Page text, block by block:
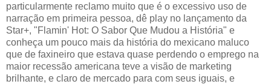
particularmente reclamo muito que é o excessivo uso de
narração em primeira pessoa, dê play no lançamento da
Star+, "Flamin' Hot: O Sabor Que Mudou a História" e
conheça um pouco mais da história do mexicano maluco
que de faxineiro que estava quase perdendo o emprego na
maior recessão americana teve a visão de marketing
brilhante, e claro de mercado para com seus iguais, e